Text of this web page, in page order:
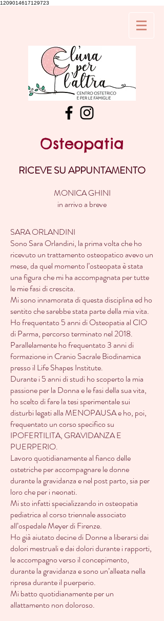
1209014617129723
Osteopatia
RICEVE SU APPUNTAMENTO
MONICA GHINI
in arrivo a breve
SARA ORLANDINI
Sono Sara Orlandini, la prima volta che ho
ricevuto un trattamento osteopatico avevo un
mese, da quel momento l’osteopata è stata
una figura che mi ha accompagnata per tutte
le mie fasi di crescita.
Mi sono innamorata di questa disciplina ed ho
sentito che sarebbe stata parte della mia vita.
Ho frequentato 5 anni di Osteopatia al CIO
di Parma, percorso terminato nel 2018.
Parallelamente ho frequentato 3 anni di
formazione in Cranio Sacrale Biodinamica
presso il Life Shapes Institute.
Durante i 5 anni di studi ho scoperto la mia
passione per la Donna e le fasi della sua vita,
ho scelto di fare la tesi sperimentale sui
disturbi legati alla MENOPAUSA e ho, poi,
frequentato un corso specifico su
IPOFERTILITA, GRAVIDANZA E
PUERPERIO.
Lavoro quotidianamente al fianco delle
ostetriche per accompagnare le donne
durante la gravidanza e nel post parto, sia per
loro che per i neonati.
Mi sto infatti specializzando in osteopatia
pediatrica al corso triennale associato
all’ospedale Meyer di Firenze.
Ho già aiutato decine di Donne a liberarsi dai
dolori mestruali e dai dolori durante i rapporti,
le accompagno verso il concepimento,
durante la gravidanza e sono un’alleata nella
ripresa durante il puerperio.
Mi batto quotidianamente per un
allattamento non doloroso.